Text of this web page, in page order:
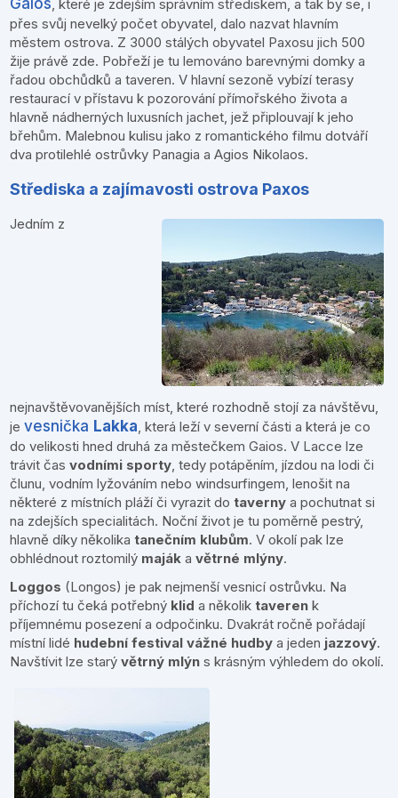
, které je zdejším správním střediskem, a tak by se, i
přes svůj nevelký počet obyvatel, dalo nazvat hlavním
městem ostrova. Z 3000 stálých obyvatel Paxosu jich 500
žije právě zde. Pobřeží je tu lemováno barevnými domky a
řadou obchůdků a taveren. V hlavní sezoně vybízí terasy
restaurací v přístavu k pozorování přímořského života a
hlavně nádherných luxusních jachet, jež připlouvají k jeho
břehům. Malebnou kulisu jako z romantického filmu dotváří
dva protilehlé ostrůvky Panagia a Agios Nikolaos.
Střediska a zajímavosti ostrova Paxos
Jedním z
nejnavštěvovanějších míst, které rozhodně stojí za návštěvu,
jevesnička Lakka, která leží v severní části a která je co
do velikosti hned druhá za městečkem Gaios. V Lacce lze
trávit časvodními sporty, tedy potápěním, jízdou na lodi či
člunu, vodním lyžováním nebo windsurfingem, lenošit na
některé z místních pláží či vyrazit dotaverny a pochutnat si
na zdejších specialitách. Noční život je tu poměrně pestrý,
hlavně díky několikatanečním klubům. V okolí pak lze
obhlédnout roztomilý maják avětrné mlýny.
Loggos (Longos) je pak nejmenší vesnicí ostrůvku. Na
příchozí tu čeká potřebný klid a několiktaveren k
příjemnému posezení a odpočinku. Dvakrát ročně pořádají
místní lidé hudební festival vážné hudby a jeden jazzový.
Navštívit lze starývětrný mlýn s krásným výhledem do okolí.